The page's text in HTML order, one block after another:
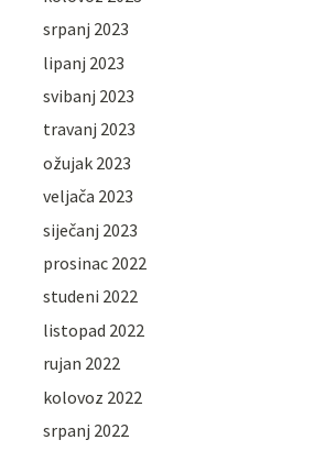
srpanj 2023
lipanj 2023
svibanj 2023
travanj 2023
ožujak 2023
veljača 2023
siječanj 2023
prosinac 2022
studeni 2022
listopad 2022
rujan 2022
kolovoz 2022
srpanj 2022